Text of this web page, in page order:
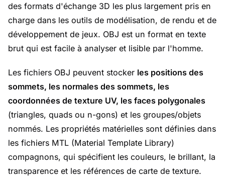
des formats d'échange 3D les plus largement pris en
charge dans les outils de modélisation, de rendu et de
développement de jeux. OBJ est un format en texte
brut qui est facile à analyser et lisible par l'homme.
Les fichiers OBJ peuvent stocker les positions des
sommets, les normales des sommets, les
coordonnées de texture UV, les faces polygonales
(triangles, quads ou n-gons) et les groupes/objets
nommés. Les propriétés matérielles sont définies dans
les fichiers MTL (Material Template Library)
compagnons, qui spécifient les couleurs, le brillant, la
transparence et les références de carte de texture.